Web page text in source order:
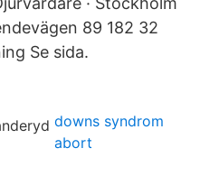
89 182 32
Se sida.
downs syndrom
abort